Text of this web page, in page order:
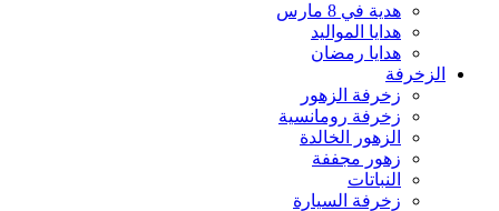
هدية في 8 مارس
هدايا المواليد
هدايا رمضان
الزخرفة
زخرفة الزهور
زخرفة رومانسية
الزهور الخالدة
زهور مجففة
النباتات
زخرفة السيارة